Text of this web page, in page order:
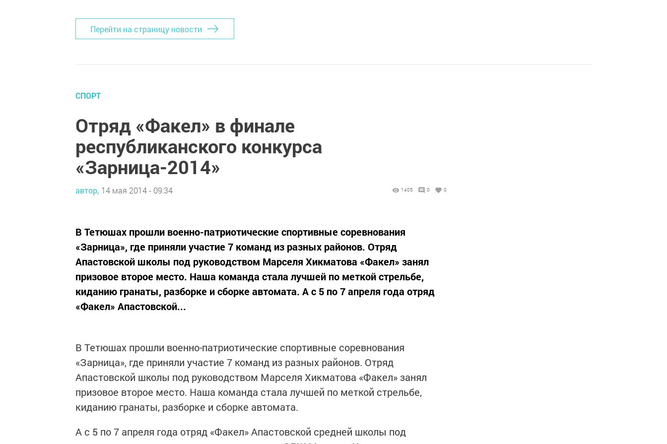
Перейти на страницу новости
СПОРТ
Отряд «Факел» в финале
республиканского конкурса
«Зарница-2014»
автор, 14 мая 2014 - 09:34 1405 0 0
В Тетюшах прошли военно-патриотические спортивные соревнования
«Зарница», где приняли участие 7 команд из разных районов. Отряд
Апастовской школы под руководством Марселя Хикматова «Факел» занял
призовое второе место. Наша команда стала лучшей по меткой стрельбе,
киданию гранаты, разборке и сборке автомата. А с 5 по 7 апреля года отряд
«Факел» Апастовской...
В Тетюшах прошли военно-патриотические спортивные соревнования
«Зарница», где приняли участие 7 команд из разных районов. Отряд
Апастовской школы под руководством Марселя Хикматова «Факел» занял
призовое второе место. Наша команда стала лучшей по меткой стрельбе,
киданию гранаты, разборке и сборке автомата.
А с 5 по 7 апреля года отряд «Факел» Апастовской средней школы под